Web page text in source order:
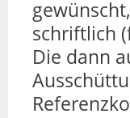
schriftlich
Die dann